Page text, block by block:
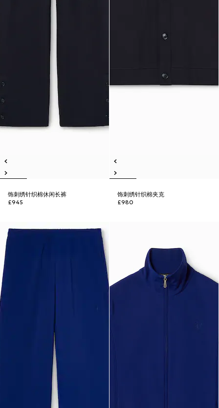
饰刺绣针织棉休闲长裤
£945
饰刺绣针织棉夹克
£980